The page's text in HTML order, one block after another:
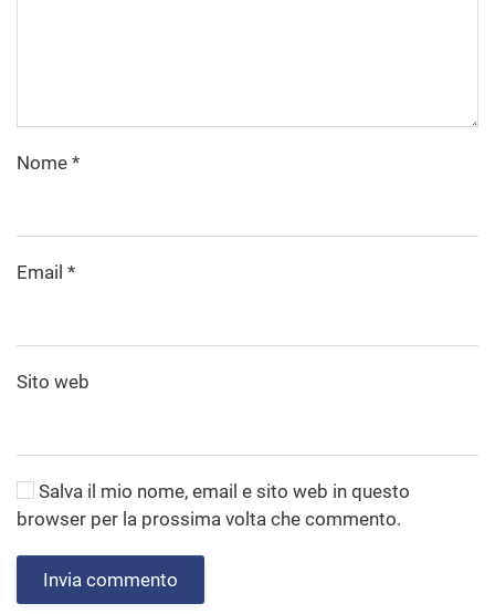
Nome *
Email *
Sito web
Salva il mio nome, email e sito web in questo
browser per la prossima volta che commento.
Invia commento